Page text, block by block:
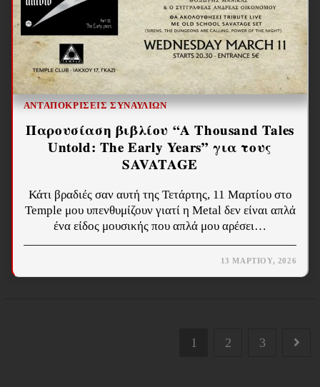
ΑΝΤΑΠΟΚΡΊΣΕΙΣ ΣΥΝΑΥΛΙΏΝ
Παρουσίαση βιβλίου “A Thousand Tales
Untold: The Early Years” για τους
SAVATAGE
Κάτι βραδιές σαν αυτή της Τετάρτης, 11 Μαρτίου στο
Temple μου υπενθυμίζουν γιατί η Metal δεν είναι απλά
ένα είδος μουσικής που απλά μου αρέσει…
13 ΜΑΡΤΊΟΥ, 2026
1 2 3